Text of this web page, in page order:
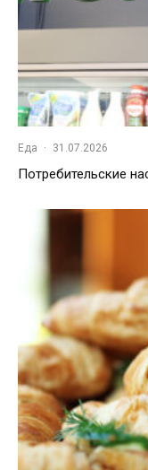
Еда · 31.07.2026
Потребительские